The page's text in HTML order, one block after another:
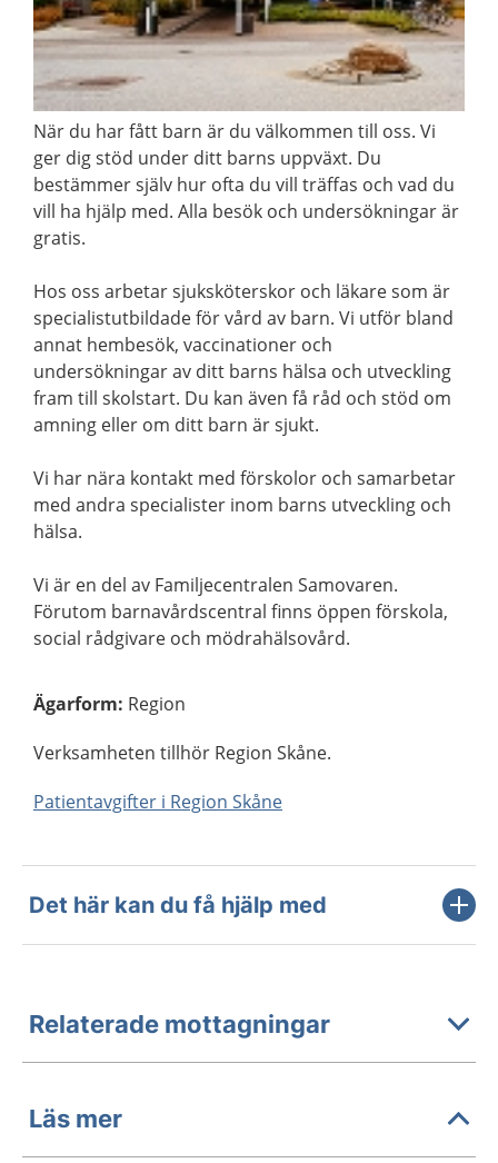
När du har fått barn är du välkommen till oss. Vi
ger dig stöd under ditt barns uppväxt. Du
bestämmer själv hur ofta du vill träffas och vad du
vill ha hjälp med. Alla besök och undersökningar är
gratis.
Hos oss arbetar sjuksköterskor och läkare som är
specialistutbildade för vård av barn. Vi utför bland
annat hembesök, vaccinationer och
undersökningar av ditt barns hälsa och utveckling
fram till skolstart. Du kan även få råd och stöd om
amning eller om ditt barn är sjukt.
Vi har nära kontakt med förskolor och samarbetar
med andra specialister inom barns utveckling och
hälsa.
Vi är en del av Familjecentralen Samovaren.
Förutom barnavårdscentral finns öppen förskola,
social rådgivare och mödrahälsovård.
Ägarform: Region
Verksamheten tillhör Region Skåne.
Patientavgifter i Region Skåne
Det här kan du få hjälp med
Relaterade mottagningar
Läs mer